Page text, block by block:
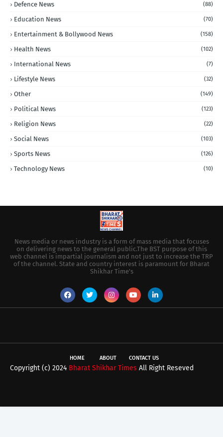
Defence News (88)
Education News (70)
Entertainment & Bollywood News (158)
Health News (102)
International News (7)
Lifestyle News (32)
Other (149)
Political News (123)
Religion News (22)
Social News (103)
Sports News (126)
Technology News (10)
News media or news industry is a form of mass media that focuses
on delivering news to the general public.The BST purpose of this
web channel is impartial journalism and not just to increase the TRP
of the channel. State and country interest is paramount for Bharat
Shikhar Time's
HOME ABOUT CONTACT US
Copyright (c) 2024 Bharat Shikhar Times All Right Reseved